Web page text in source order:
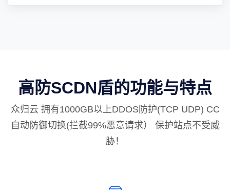
高防SCDN盾的功能与特点
众归云 拥有1000GB以上DDOS防护(TCP UDP) CC
自动防御切换(拦截99%恶意请求） 保护站点不受威
胁！